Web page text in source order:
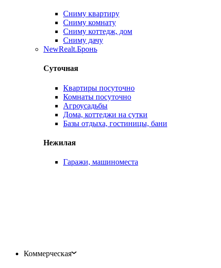
Сниму квартиру
Сниму комнату
Сниму коттедж, дом
Сниму дачу
NewRealt.Бронь
Суточная
Квартиры посуточно
Комнаты посуточно
Агроусадьбы
Дома, коттеджи на сутки
Базы отдыха, гостиницы, бани
Нежилая
Гаражи, машиноместа
Коммерческая